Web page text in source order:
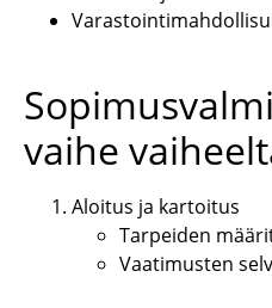
vaihe
Aloitus ja kartoitus
Tarpeiden
Vaatimusten